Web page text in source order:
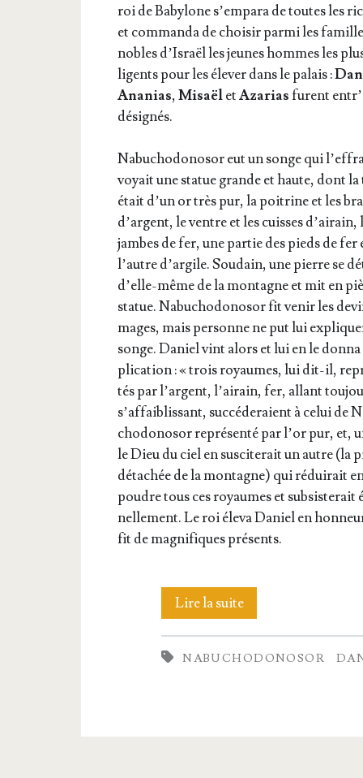
roi de Baby­lone s’empara de toutes les
et com­man­da de choi­sir par­mi les
nobles d’Is­raël les jeunes hommes les
li­gents pour les éle­ver dans le palais :
Ana­nias,MisaëletAza­riasfurent
désignés.
Nabu­cho­do­no­sor eut un songe qui
voyait une sta­tue grande et haute, dont la
était d’un or très pur, la poi­trine et les
d’argent, le ventre et les cuisses d’ai­rain,
jambes de fer, une par­tie des pieds de fer
l’autre d’ar­gile. Sou­dain, une pierre se
d’elle-même de la mon­tagne et mit en
sta­tue. Nabu­cho­do­no­sor fit venir les
mages, mais per­sonne ne put lui
songe. Daniel vint alors et lui en le
pli­ca­tion : « trois royaumes, lui dit-il,
tés par l’argent, l’ai­rain, fer, allant
s’af­fai­blis­sant, suc­cé­de­raient à celui de
cho­do­no­sor repré­sen­té par l’or pur, et,
le Dieu du ciel en sus­ci­te­rait un autre (la
déta­chée de la mon­tagne) qui rédui­rait
poudre tous ces royaumes et
nel­le­ment. Le roi éle­va Daniel en
fit de magni­fiques présents.
Lire la suite45.
Songe
de
NABUCHODONOSOR